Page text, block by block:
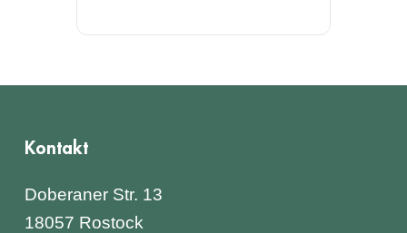
Kontakt
Doberaner Str. 13
18057 Rostock